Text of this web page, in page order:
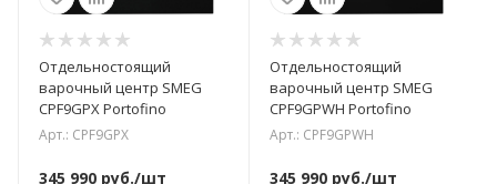
Отдельностоящий
варочный центр SMEG
CPF9GPX Portofino
Арт.: CPF9GPX
345 990 руб./шт
Отдельностоящий
варочный центр SMEG
CPF9GPWH Portofino
Арт.: CPF9GPWH
345 990руб./шт